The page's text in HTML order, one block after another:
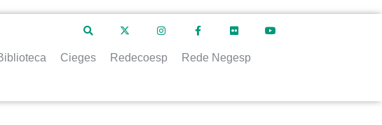
Cieges Redecoesp Rede Negesp